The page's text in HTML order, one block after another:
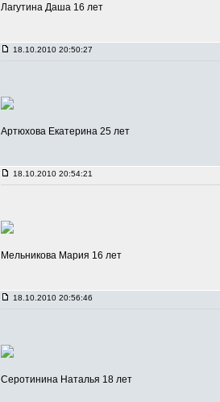
Лагутина Даша 16 лет
18.10.2010 20:50:27
Артюхова Екатерина 25 лет
18.10.2010 20:54:21
Мельникова Мария 16 лет
18.10.2010 20:56:46
Серотинина Наталья 18 лет